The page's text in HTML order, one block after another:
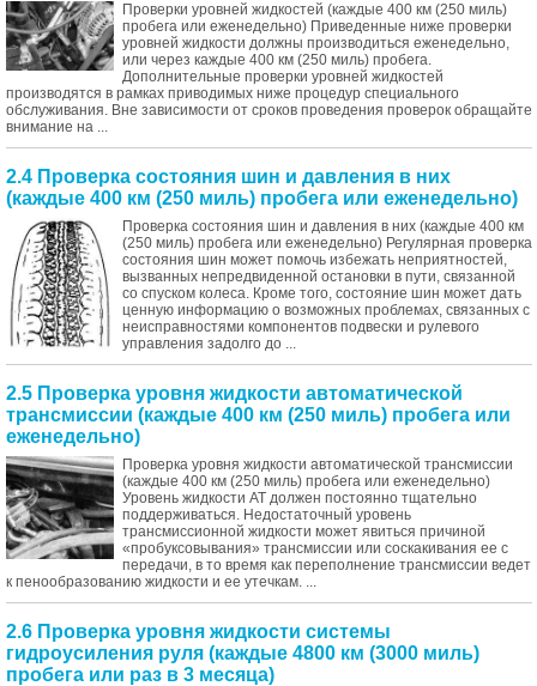
Проверки уровней жидкостей (каждые 400 км (250 миль)
пробега или еженедельно) Приведенные ниже проверки
уровней жидкости должны производиться еженедельно,
или через каждые 400 км (250 миль) пробега.
Дополнительные проверки уровней жидкостей
производятся в рамках приводимых ниже процедур специального
обслуживания. Вне зависимости от сроков проведения проверок обращайте
внимание на ...
2.4 Проверка состояния шин и давления в них
(каждые 400 км (250 миль) пробега или еженедельно)
Проверка состояния шин и давления в них (каждые 400 км
(250 миль) пробега или еженедельно) Регулярная проверка
состояния шин может помочь избежать неприятностей,
вызванных непредвиденной остановки в пути, связанной
со спуском колеса. Кроме того, состояние шин может дать
ценную информацию о возможных проблемах, связанных с
неисправностями компонентов подвески и рулевого
управления задолго до ...
2.5 Проверка уровня жидкости автоматической
трансмиссии (каждые 400 км (250 миль) пробега или
еженедельно)
Проверка уровня жидкости автоматической трансмиссии
(каждые 400 км (250 миль) пробега или еженедельно)
Уровень жидкости АТ должен постоянно тщательно
поддерживаться. Недостаточный уровень
трансмиссионной жидкости может явиться причиной
«пробуксовывания» трансмиссии или соскакивания ее с
передачи, в то время как переполнение трансмиссии ведет
к пенообразованию жидкости и ее утечкам. ...
2.6 Проверка уровня жидкости системы
гидроусиления руля (каждые 4800 км (3000 миль)
пробега или раз в 3 месяца)